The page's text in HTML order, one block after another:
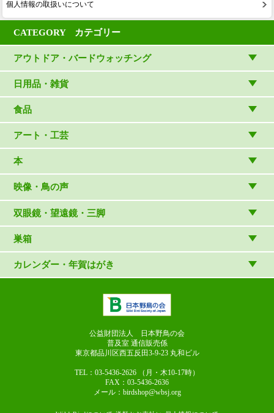
個人情報の取扱いについて
CATEGORY カテゴリー
アウトドア・バードウォッチング
アウトドアウェア
アウトドア雑貨
バードウォッチング用品
日用品・雑貨
リビング・キッチン・ファッション
ゲーム・ホビー・文具
食品
食品
アート・工芸
雑貨（村上康成）
マスコット・ブローチほか
本
図鑑
読み物
写真集・ガイドブック・絵本
日本野鳥の会連携団体の出版物
論文集（ストリクス）
映像・鳥の声
CD
DVD・ブルーレイ・ビデオ
鳴き声タッチペンなど
双眼鏡・望遠鏡・三脚
スターターセット
双眼鏡
巣箱
巣箱など
カレンダー・年賀はがき
公益財団法人 日本野鳥の会
普及室 通信販売係
東京都品川区西五反田3-9-23 丸和ビル
TEL：03-5436-2626
（月・木10-17時）
FAX：03-5436-2636
メール：birdshop@wbsj.org